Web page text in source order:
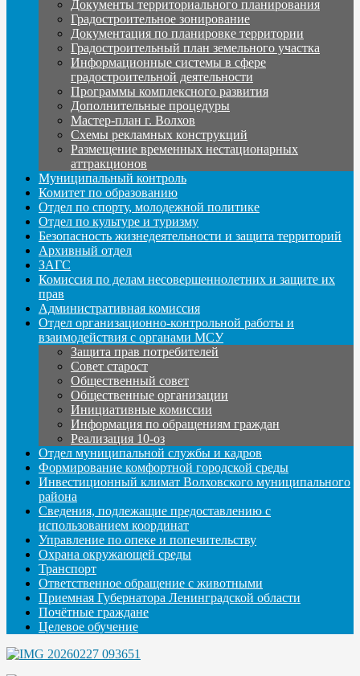
Документы территориального планирования
Градостроительное зонирование
Документация по планировке территории
Градостроительный план земельного участка
Информационные системы в сфере
градостроительной деятельности
Программы комплексного развития
Дополнительные процедуры
Мастер-план г. Волхов
Схемы рекламных конструкций
Размещение временных нестационарных
аттракционов
Муниципальный контроль
Комитет по образованию
Отдел по спорту, молодежной политике
Отдел по культуре и туризму
Безопасность жизнедеятельности и защита территорий
Архивный отдел
ЗАГС
Комиссия по делам несовершеннолетних и защите их
прав
Административная комиссия
Отдел организационно-контрольной работы и
взаимодействия с органами МСУ
Защита прав потребителей
Совет старост
Общественный совет
Общественные организации
Инициативные комиссии
Информация по обращениям граждан
Реализация 10-оз
Отдел муниципальной службы и кадров
Формирование комфортной городской среды
Инвестиционный климат Волховского муниципального
района
Сведения, подлежащие предоставлению с
использованием координат
Управление по опеке и попечительству
Охрана окружающей среды
Транспорт
Ответственное обращение с животными
Приемная Губернатора Ленинградской области
Почётные граждане
Целевое обучение